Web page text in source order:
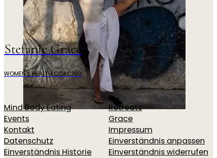
Stefanie Grace
WOMEN'S HEALTH COACING
Mind Body Eating
Retreats
Events
Grace
Kontakt
Impressum
Datenschutz
Einverständnis anpassen
Einverständnis Historie
Einverständnis widerrufen